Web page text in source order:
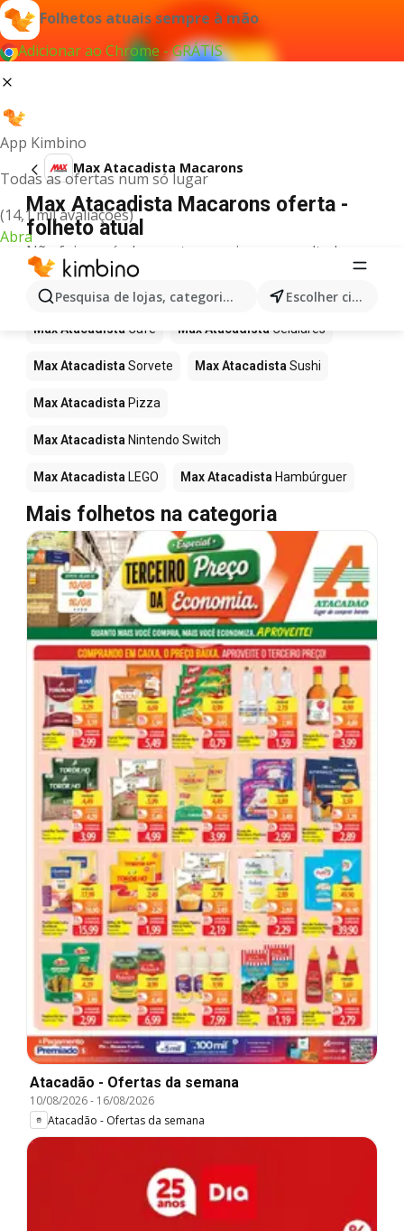
Folhetos atuais sempre à mão
Adicionar ao Chrome - GRÁTIS
App Kimbino
Todas as ofertas num só lugar
(14,1 mil avaliações)
Abra
Pesquisa de lojas, categorias,produtos... Escolher cidade
Max Atacadista Macarons
Max Atacadista Macarons oferta -
folheto atual
Não foi possível encontrar quaisquer resultados
para este termo.
Mais produtos em Max Atacadista
Max Atacadista Café Max Atacadista Celulares
Max Atacadista Sorvete Max Atacadista Sushi
Max Atacadista Pizza
Max Atacadista Nintendo Switch
Max Atacadista LEGO Max Atacadista Hambúrguer
Mais folhetos na categoria
Atacadão - Ofertas da semana
10/08/2026- 16/08/2026
Atacadão - Ofertas da semana